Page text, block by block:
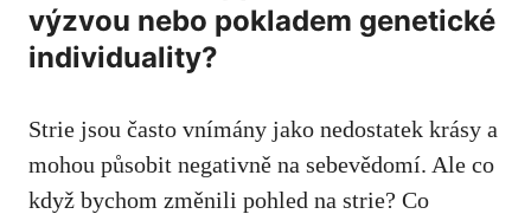
výzvou nebo pokladem genetické
individuality?
Strie jsou často vnímány jako nedostatek krásy a
mohou ⁢působit negativně na sebevědomí. Ale co⁢
když bychom změnili pohled​ na strie? Co